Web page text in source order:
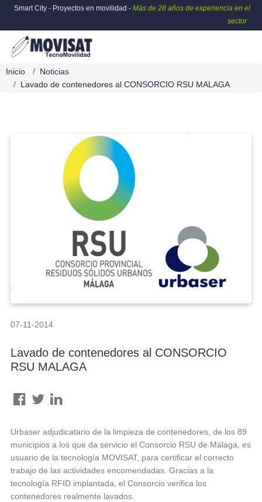
Smart City - Proyectos en movilidad - Más de 28 años de experiencia en el
sector
Inicio
Noticias
Lavado de contenedores al CONSORCIO RSU MALAGA
07-11-2014
Lavado de contenedores al CONSORCIO
RSU MALAGA
Urbaser adjudicatario de la limpieza de contenedores, de los 89
municipios a los que da servicio el Consorcio RSU de Málaga, es
usuario de la tecnología MOVISAT, para certificar el correcto
trabajo de las actividades encomendadas. Gracias a la
tecnología RFID implantada, el Consorcio verifica los
contenedores realmente lavados.